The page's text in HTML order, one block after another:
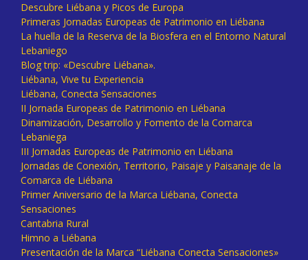
Descubre Liébana y Picos de Europa
Primeras Jornadas Europeas de Patrimonio en Liébana
La huella de la Reserva de la Biosfera en el Entorno Natural
Lebaniego
Blog trip: «Descubre Liébana».
Liébana, Vive tu Experiencia
Liébana, Conecta Sensaciones
II Jornada Europeas de Patrimonio en Liébana
Dinamización, Desarrollo y Fomento de la Comarca
Lebaniega
III Jornadas Europeas de Patrimonio en Liébana
Jornadas de Conexión, Territorio, Paisaje y Paisanaje de la
Comarca de Liébana
Primer Aniversario de la Marca Liébana, Conecta
Sensaciones
Cantabria Rural
Himno a Liébana
Presentación de la Marca “Liébana Conecta Sensaciones»